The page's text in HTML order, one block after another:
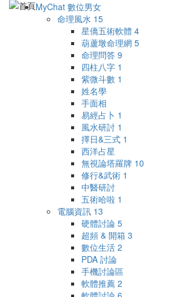
MyChat 數位男女
命理風水 15
星僑五術軟體 4
葫蘆墩命理網 5
命理問答 9
四柱八字 1
紫微斗數 1
姓名學
手面相
易經占卜 1
風水研討 1
擇日&三式 1
西洋占星
無視論塔羅牌 10
修行&武術 1
中醫研討
五術哈啦 1
電腦資訊 13
硬體討論 5
超頻 & 開箱 3
數位生活 2
PDA 討論
手機討論區
軟體推薦 2